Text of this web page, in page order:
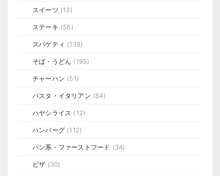
スイーツ (13)
ステーキ (56)
スパゲティ (138)
そば・うどん (195)
チャーハン (51)
パスタ・イタリアン (84)
ハヤシライス (12)
ハンバーグ (112)
パン系・ファーストフード (34)
ピザ (30)